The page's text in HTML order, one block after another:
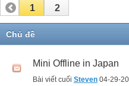
1 2
Chủ đề
Mini Offline in Japan
Bài viết cuối Steven 04-29-